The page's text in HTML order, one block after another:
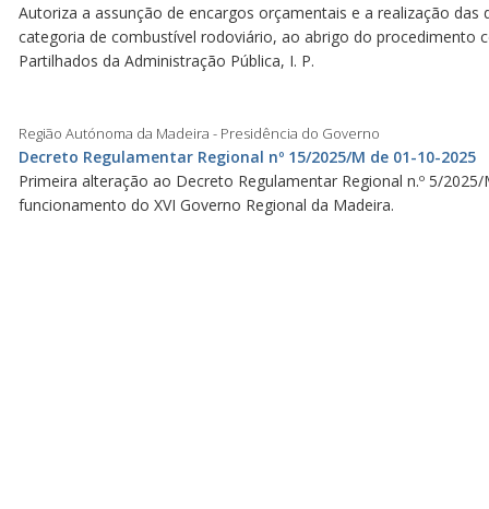
Autoriza a assunção de encargos orçamentais e a realização
categoria de combustível rodoviário, ao abrigo do procedimento
Partilhados da Administração Pública, I. P.
Região Autónoma da Madeira - Presidência do Governo
Decreto Regulamentar Regional nº 15/2025/M de 01-10-2025
Primeira alteração ao Decreto Regulamentar Regional n.º 5/
funcionamento do XVI Governo Regional da Madeira.